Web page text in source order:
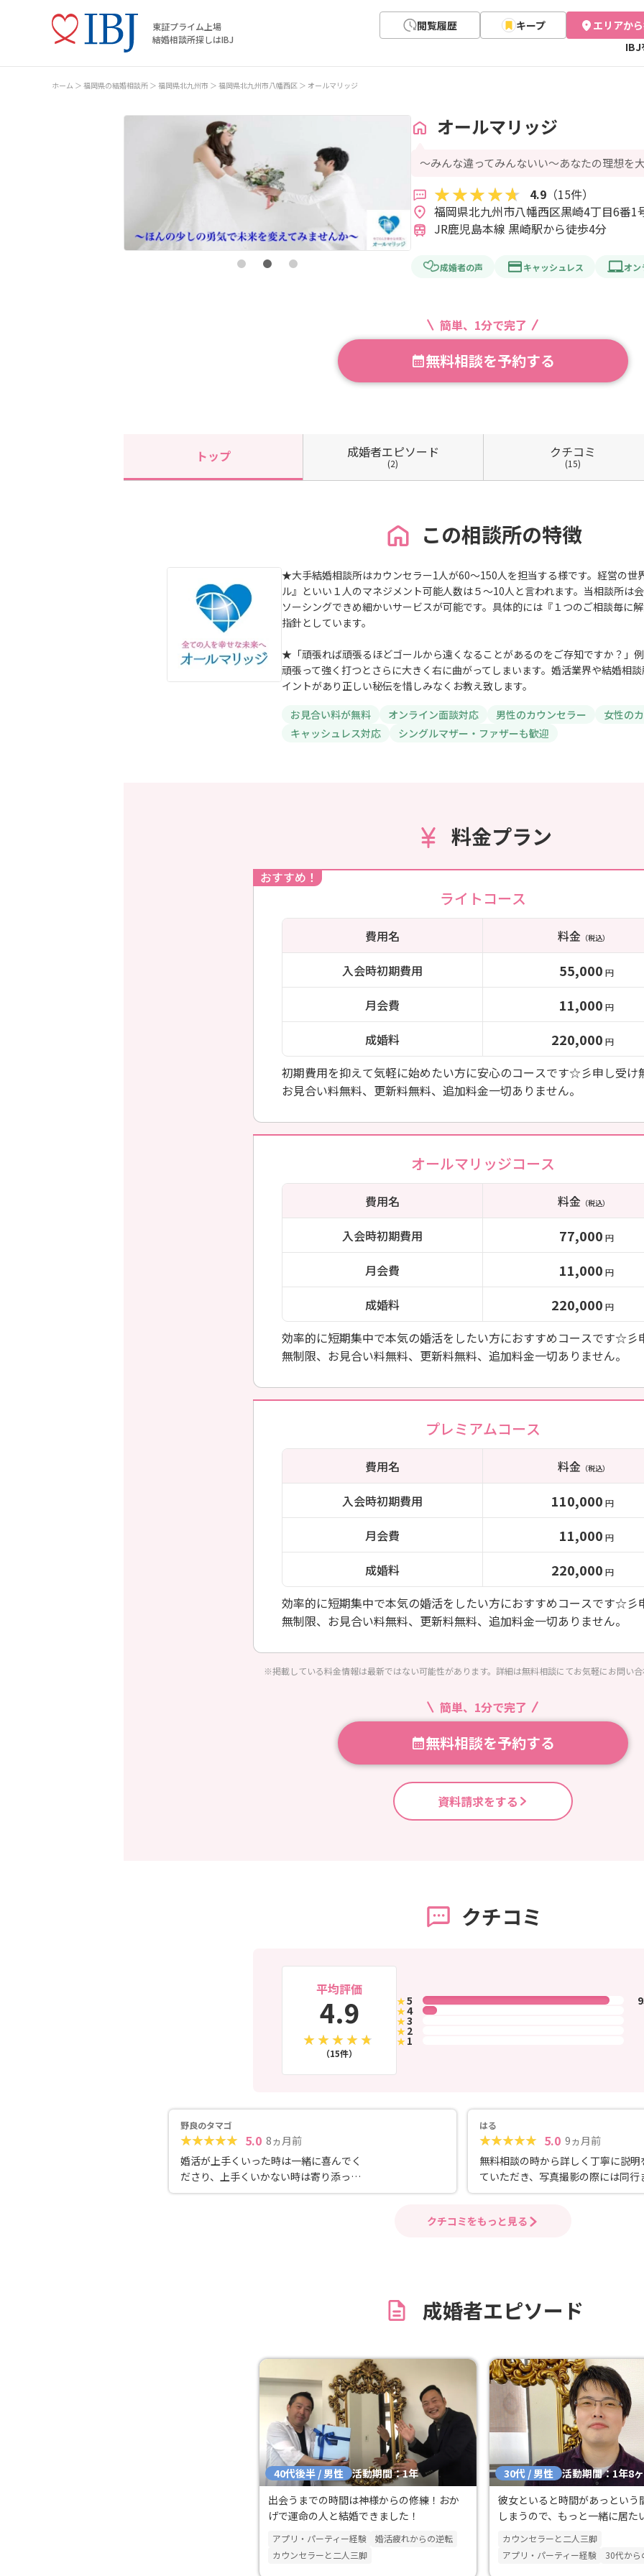
東証プライム上場
結婚相談所探しはIBJ
閲覧履歴 キープ
エリアか
IBJ
ホーム 福岡県の結婚相談所 福岡県北九州市 福岡県北九州市八幡西区 オールマリッジ
オールマリッジ
～みんな違ってみんないい～あなたの理想を
4.9（15件）
JR鹿児島本線 黒崎駅から徒歩4分
成婚者の声 キャッシュレス オン
簡単、1分で完了
無料相談を予約する
トップ 成婚者エピソード
(2)
クチコミ
(15)
この相談所の特徴
★大手結婚相談所はカウンセラー1人が60～150人を担当する様です。経営の世
ル』といい１人のマネジメント可能人数は５～10人と言われます。当相談所は
ソーシングできめ細かいサービスが可能です。具体的には『１つのご相談毎に
指針としています。
★「頑張れば頑張るほどゴールから遠くなることがあるのをご存知ですか？」
頑張って強く打つとさらに大きく右に曲がってしまいます。婚活業界や結婚相
イントがあり正しい秘伝を惜しみなくお教え致します。
お見合い料が無料
オンライン面談対応 男性のカウンセラー
女性の
キャッシュレス対応
シングルマザー・ファザーも歓迎
料金プラン
おすすめ！
ライトコース
費用名 料金（税込）
入会時初期費用 55,000 円
月会費 11,000 円
成婚料 220,000 円
初期費用を抑えて気軽に始めたい方に安心のコースです☆彡申し受け
お見合い料無料、更新料無料、追加料金一切ありません。
オールマリッジコース
費用名 料金（税込）
入会時初期費用 77,000 円
月会費 11,000 円
成婚料 220,000 円
効率的に短期集中で本気の婚活をしたい方におすすめコースです☆彡
無制限、お見合い料無料、更新料無料、追加料金一切ありません。
プレミアムコース
費用名 料金（税込）
入会時初期費用 110,000 円
月会費 11,000 円
成婚料 220,000 円
効率的に短期集中で本気の婚活をしたい方におすすめコースです☆彡
無制限、お見合い料無料、更新料無料、追加料金一切ありません。
※掲載している料金情報は最新ではない可能性があります。詳細は無料相談にてお気軽にお問い
簡単、1分で完了
無料相談を予約する
資料請求をする
クチコミ
平均評価
4.9
（15件）
★5
★4
★3
★2
★1
野良のタマゴ
5.0 8ヵ月前
婚活が上手くいった時は一緒に喜んでく
ださり、上手くいかない時は寄り添って
的確なアドバイスをくれる相談所です。
はる
5.0 9ヵ月前
無料相談の時から詳しく丁寧に説明
ていただき、写真撮影の際には同行
してくれ、どの写真が良いかなども
軽に相談もでき、その都度寄り添っ
クチコミをもっと見る
成婚者エピソード
40代後半 / 男性
活動期間：1年
出会うまでの時間は神様からの修練！おか
げで運命の人と結婚できました！
アプリ・パーティー経験
婚活疲れからの逆転
カウンセラーと二人三脚
30代 / 男性
活動期間：1年8
彼女といると時間があっという
しまうので、もっと一緒に居た
うようになりました。
カウンセラーと二人三脚
アプリ・パーティー経験
30代から